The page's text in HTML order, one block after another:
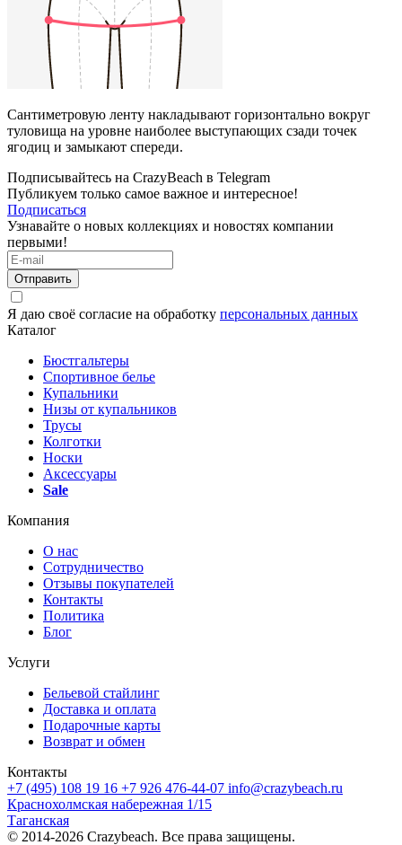
Сантиметровую ленту накладывают горизонтально вокруг
туловища на уровне наиболее выступающих сзади точек
ягодиц и замыкают спереди.
Подписывайтесь на CrazyBeach в Telegram
Публикуем только самое важное и интересное!
Подписаться
Узнавайте о новых коллекциях и новостях компании
первыми!
Отправить
Я даю своё согласие на обработку персональных данных
Каталог
Бюстгальтеры
Спортивное белье
Купальники
Низы от купальников
Трусы
Колготки
Носки
Аксессуары
Sale
Компания
О нас
Сотрудничество
Отзывы покупателей
Контакты
Политика
Блог
Услуги
Бельевой стайлинг
Доставка и оплата
Подарочные карты
Возврат и обмен
Контакты
+7 (495) 108 19 16 +7 926 476-44-07 info@crazybeach.ru
Краснохолмская набережная 1/15
Таганская
© 2014-2026 Crazybeach. Все права защищены.